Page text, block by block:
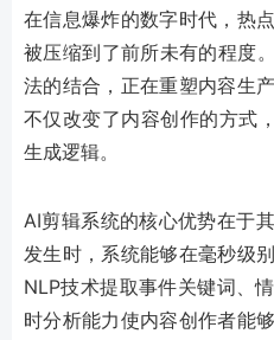
在信息爆炸的数字时代，热
被压缩到了前所未有的程度
法的结合，正在重塑内容生
不仅改变了内容创作的方式
生成逻辑。
AI剪辑系统的核心优势在于
发生时，系统能够在毫秒级
NLP技术提取事件关键词、
时分析能力使内容创作者能